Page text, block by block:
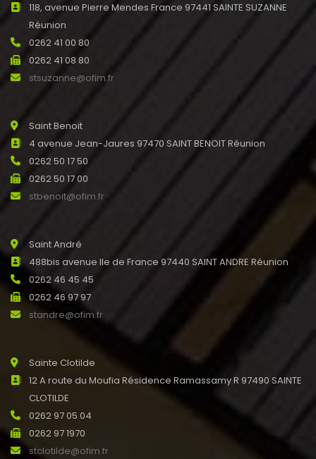
118, avenue Pierre Mendes France 97441 SAINTE SUZANNE
Réunion
0262 41 00 80
0262 41 08 80
stsuzanne@ofim.fr
Saint Benoit
4 avenue Jean-Jaures 97470 SAINT BENOIT Réunion
0262 50 17 50
0262 50 17 00
stbenoit@ofim.fr
Saint André
488bis avenue Ile de France 97440 SAINT ANDRE Réunion
0262 46 45 45
0262 46 97 97
standre@ofim.fr
Sainte Clotilde
12 A route du Moufia Résidence Ramassamy R 97490 SAINTE
CLOTILDE
0262 97 05 04
0262 97 1970
stclotilde@ofim.fr